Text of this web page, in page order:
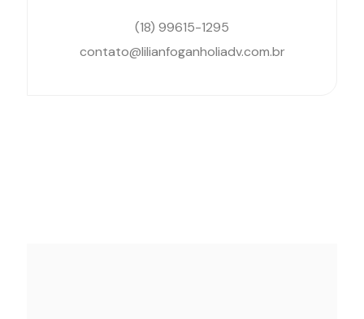
(18) 99615-1295
contato@lilianfoganholiadv.com.br